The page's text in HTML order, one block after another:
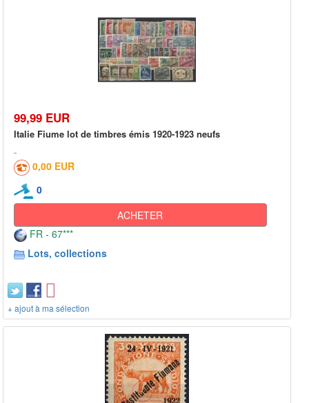
99,99 EUR
Italie Fiume lot de timbres émis 1920-1923 neufs
0,00 EUR
0
ACHETER
FR - 67***
Lots, collections
+ ajout à ma sélection